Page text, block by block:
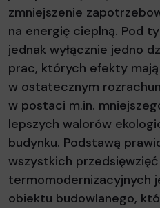
zmniejszenie
na energię cieplną. Pod
jednak wyłącznie jedno
prac, których efekty
w ostatecznym
w postaci m.in.
lepszych walorów
budynku. Podstawą
wszystkich przedsięwzięć
termomodernizacyjnych
obiektu budowlanego,